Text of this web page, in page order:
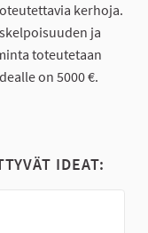
kerhoja.
ja
toteutetaan
on 5000 €.
IDEAT: